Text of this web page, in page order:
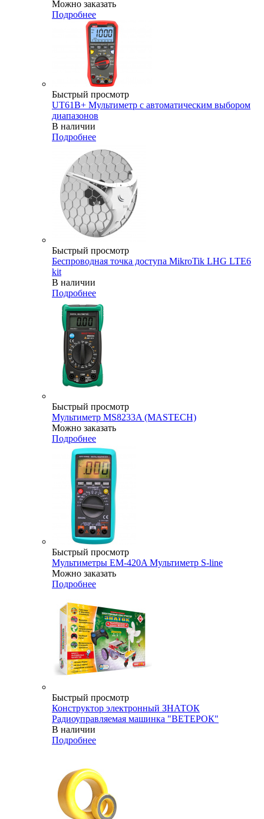
Можно заказать
Подробнее
Быстрый просмотр
UT61B+ Мультиметр с автоматическим выбором
диапазонов
В наличии
Подробнее
Быстрый просмотр
Беспроводная точка доступа MikroTik LHG LTE6
kit
В наличии
Подробнее
Быстрый просмотр
Мультиметр MS8233A (MASTECH)
Можно заказать
Подробнее
Быстрый просмотр
Мультиметры EM-420A Мультиметр S-line
Можно заказать
Подробнее
Быстрый просмотр
Конструктор электронный ЗНАТОК
Радиоуправляемая машинка "ВЕТЕРОК"
В наличии
Подробнее